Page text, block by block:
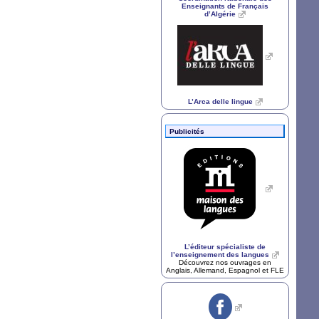
Enseignants de Français
d’Algérie
L’Arca delle lingue
Publicités
L’éditeur spécialiste de
l’enseignement des langues
Découvrez nos ouvrages en
Anglais, Allemand, Espagnol et FLE